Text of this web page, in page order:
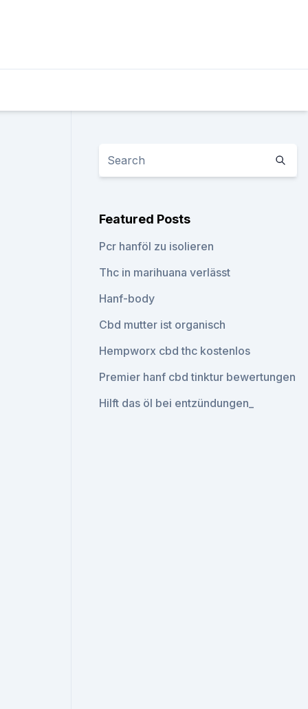
Featured Posts
Pcr hanföl zu isolieren
Thc in marihuana verlässt
Hanf-body
Cbd mutter ist organisch
Hempworx cbd thc kostenlos
Premier hanf cbd tinktur bewertungen
Hilft das öl bei entzündungen_